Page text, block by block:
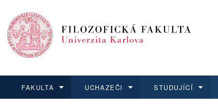
FAKULTA UCHAZEČI STUDUJÍCÍ